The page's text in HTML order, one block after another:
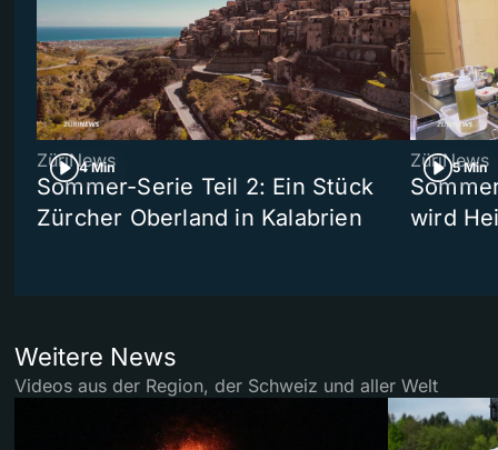
4 Min
ZüriNews
Sommer-Serie Teil 2: Ein Stück
Zürcher Oberland in Kalabrien
5 Min
ZüriNews
wird
Weitere News
Videos aus der Region, der Schweiz und aller Welt